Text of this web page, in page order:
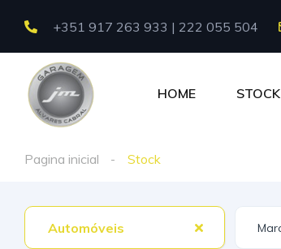
+351 917 263 933 | 222 055 504
HOME STOCK
Pagina inicial Stock
Automóveis